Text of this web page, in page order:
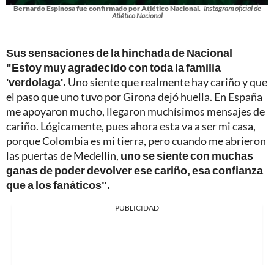
Bernardo Espinosa fue confirmado por Atlético Nacional. Instagram oficial de
Atlético Nacional
Sus sensaciones de la hinchada de Nacional
"Estoy muy agradecido con toda la familia
'verdolaga'. Uno siente que realmente hay cariño y que
el paso que uno tuvo por Girona dejó huella. En España
me apoyaron mucho, llegaron muchísimos mensajes de
cariño. Lógicamente, pues ahora esta va a ser mi casa,
porque Colombia es mi tierra, pero cuando me abrieron
las puertas de Medellín, uno se siente con muchas
ganas de poder devolver ese cariño, esa confianza
que a los fanáticos".
PUBLICIDAD